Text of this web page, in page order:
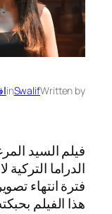
Written by
Swalif
in
الدراما
فترة انتهاء
هذا الفيلم